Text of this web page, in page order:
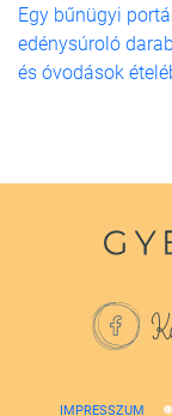
Egy bűnügyi
edénysúroló
és óvodások
IMPRESSZUM